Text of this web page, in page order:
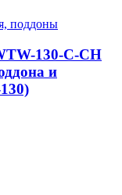
поддоны
130-С-СH
и